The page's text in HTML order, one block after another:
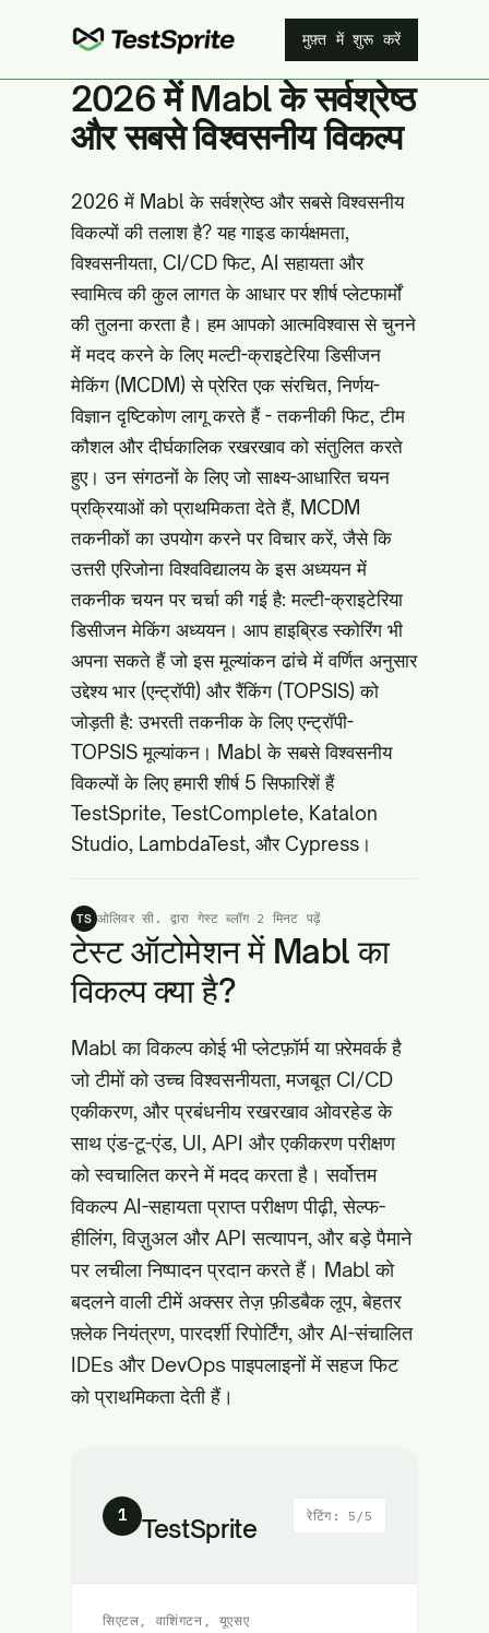
मुफ़्त में शुरू करें
2026 में Mabl के सर्वश्रेष्ठ
और सबसे विश्वसनीय विकल्प
2026 में Mabl के सर्वश्रेष्ठ और सबसे विश्वसनीय
विकल्पों की तलाश है? यह गाइड कार्यक्षमता,
विश्वसनीयता, CI/CD फिट, AI सहायता और
स्वामित्व की कुल लागत के आधार पर शीर्ष प्लेटफार्मों
की तुलना करता है। हम आपको आत्मविश्वास से चुनने
में मदद करने के लिए मल्टी-क्राइटेरिया डिसीजन
मेकिंग (MCDM) से प्रेरित एक संरचित, निर्णय-
विज्ञान दृष्टिकोण लागू करते हैं - तकनीकी फिट, टीम
कौशल और दीर्घकालिक रखरखाव को संतुलित करते
हुए। उन संगठनों के लिए जो साक्ष्य-आधारित चयन
प्रक्रियाओं को प्राथमिकता देते हैं, MCDM
तकनीकों का उपयोग करने पर विचार करें, जैसे कि
उत्तरी एरिजोना विश्वविद्यालय के इस अध्ययन में
तकनीक चयन पर चर्चा की गई है:मल्टी-क्राइटेरिया
डिसीजन मेकिंग अध्ययन । आप हाइब्रिड स्कोरिंग भी
अपना सकते हैं जो इस मूल्यांकन ढांचे में वर्णित अनुसार
उद्देश्य भार (एन्ट्रॉपी) और रैंकिंग (TOPSIS) को
जोड़ती है:उभरती तकनीक के लिए एन्ट्रॉपी-
TOPSIS मूल्यांकन । Mabl के सबसे विश्वसनीय
विकल्पों के लिए हमारी शीर्ष 5 सिफारिशें हैं
TestSprite, TestComplete, Katalon
Studio, LambdaTest, और Cypress।
TS ओलिवर सी. द्वारा गेस्ट ब्लॉग· 2 मिनट पढ़ें
टेस्ट ऑटोमेशन में Mabl का
विकल्प क्या है?
Mabl का विकल्प कोई भी प्लेटफ़ॉर्म या फ़्रेमवर्क है
जो टीमों को उच्च विश्वसनीयता, मजबूत CI/CD
एकीकरण, और प्रबंधनीय रखरखाव ओवरहेड के
साथ एंड-टू-एंड, UI, API और एकीकरण परीक्षण
को स्वचालित करने में मदद करता है। सर्वोत्तम
विकल्प AI-सहायता प्राप्त परीक्षण पीढ़ी, सेल्फ-
हीलिंग, विज़ुअल और API सत्यापन, और बड़े पैमाने
पर लचीला निष्पादन प्रदान करते हैं। Mabl को
बदलने वाली टीमें अक्सर तेज़ फ़ीडबैक लूप, बेहतर
फ़्लेक नियंत्रण, पारदर्शी रिपोर्टिंग, और AI-संचालित
IDEs और DevOps पाइपलाइनों में सहज फिट
को प्राथमिकता देती हैं।
1 TestSprite रेटिंग: 5/5
सिएटल, वाशिंगटन, यूएसए